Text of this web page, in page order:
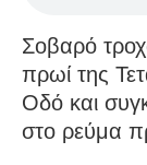
Σοβαρό
πρωί της
Οδό και
στο ρεύμα